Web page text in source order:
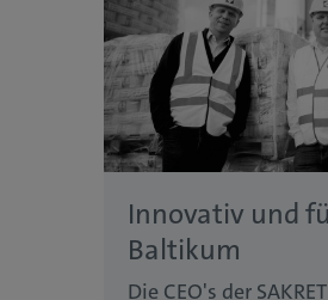
Innovativ und
Baltikum
Die CEO's der